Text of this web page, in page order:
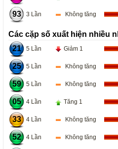
93 3 Lần Không tăng
Các cặp số xuất hiện nhiều
21
5 Lần Giảm 1
25 5 Lần Không tăng
59 5 Lần Không tăng
05 4 Lần Tăng 1
33 4 Lần Không tăng
52 4 Lần Không tăng